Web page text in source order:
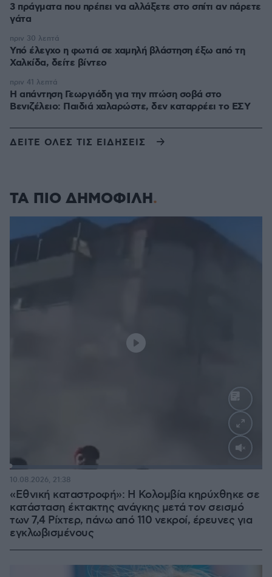
3 πράγματα που πρέπει να αλλάξετε στο σπίτι αν πάρετε
γάτα
Υπό έλεγχο η φωτιά σε χαμηλή βλάστηση έξω από τη
Χαλκίδα, δείτε βίντεο
πριν 30 λεπτά
Η απάντηση Γεωργιάδη για την πτώση σοβά στο
Βενιζέλειο: Παιδιά χαλαρώστε, δεν καταρρέει το ΕΣΥ
πριν 41 λεπτά
ΔΕΙΤΕ ΟΛΕΣ ΤΙΣ ΕΙΔΗΣΕΙΣ
ΤΑ ΠΙΟ ΔΗΜΟΦΙΛΗ
Loaded
«Εθνική καταστροφή»: Η Κολομβία κηρύχθηκε σε
κατάσταση έκτακτης ανάγκης μετά τον σεισμό
των 7,4 Ρίχτερ, πάνω από 110 νεκροί, έρευνες για
εγκλωβισμένους
10.08.2026, 21:38